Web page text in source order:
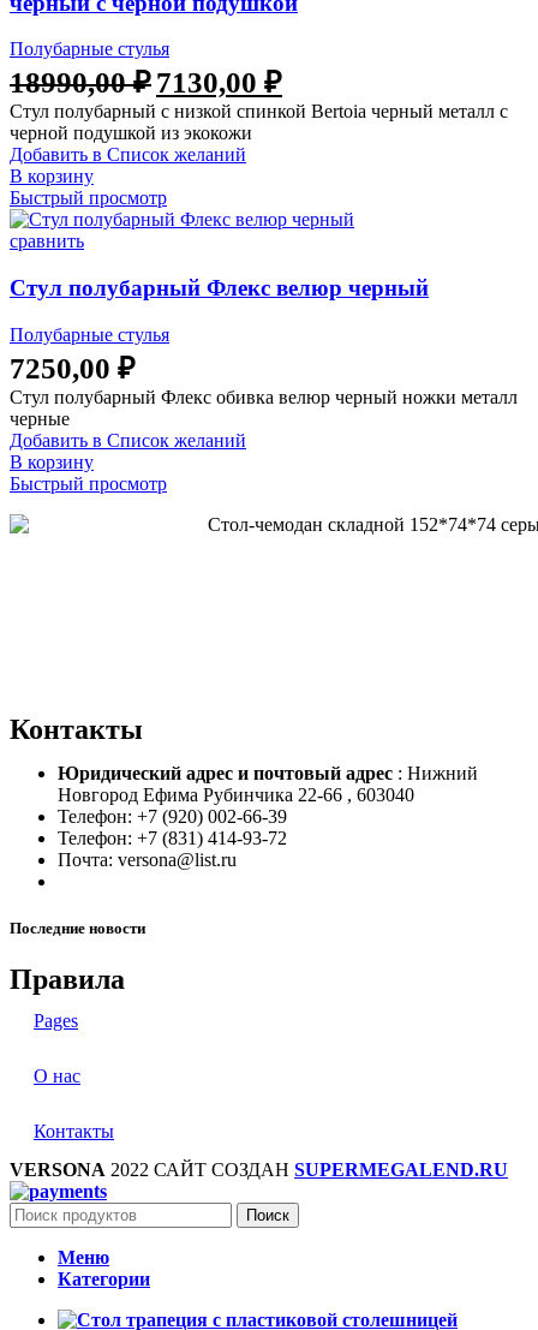
Полубарные стулья
18990,00₽ Первоначальная
цена
составляла
18990,00 ₽.
7130,00 ₽Текущая
цена:
7130,00 ₽.
Стул полубарный с низкой спинкой Bertoia черный металл с
черной подушкой из экокожи
Добавить в Список желаний
В корзину
Быстрый просмотр
сравнить
Стул полубарный Флекс велюр черный
Полубарные стулья
7250,00 ₽
Стул полубарный Флекс обивка велюр черный ножки металл
черные
Добавить в Список желаний
В корзину
Быстрый просмотр
Контакты
Юридический адрес и почтовый адрес : Нижний
Новгород Ефима Рубинчика 22-66 , 603040
Телефон: +7 (920) 002-66-39
Телефон: +7 (831) 414-93-72
Почта: versona@list.ru
Последние новости
Правила
Pages
О нас
Контакты
VERSONA 2022 САЙТ СОЗДАН SUPERMEGALEND.RU
Поиск
Меню
Категории